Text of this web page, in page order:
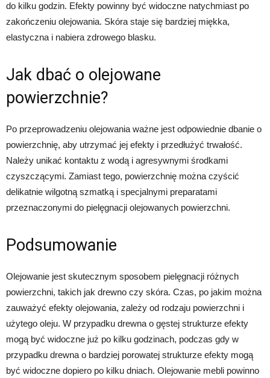
do kilku godzin. Efekty powinny być widoczne natychmiast po
zakończeniu olejowania. Skóra staje się bardziej miękka,
elastyczna i nabiera zdrowego blasku.
Jak dbać o olejowane
powierzchnie?
Po przeprowadzeniu olejowania ważne jest odpowiednie dbanie o
powierzchnię, aby utrzymać jej efekty i przedłużyć trwałość.
Należy unikać kontaktu z wodą i agresywnymi środkami
czyszczącymi. Zamiast tego, powierzchnię można czyścić
delikatnie wilgotną szmatką i specjalnymi preparatami
przeznaczonymi do pielęgnacji olejowanych powierzchni.
Podsumowanie
Olejowanie jest skutecznym sposobem pielęgnacji różnych
powierzchni, takich jak drewno czy skóra. Czas, po jakim można
zauważyć efekty olejowania, zależy od rodzaju powierzchni i
użytego oleju. W przypadku drewna o gęstej strukturze efekty
mogą być widoczne już po kilku godzinach, podczas gdy w
przypadku drewna o bardziej porowatej strukturze efekty mogą
być widoczne dopiero po kilku dniach. Olejowanie mebli powinno